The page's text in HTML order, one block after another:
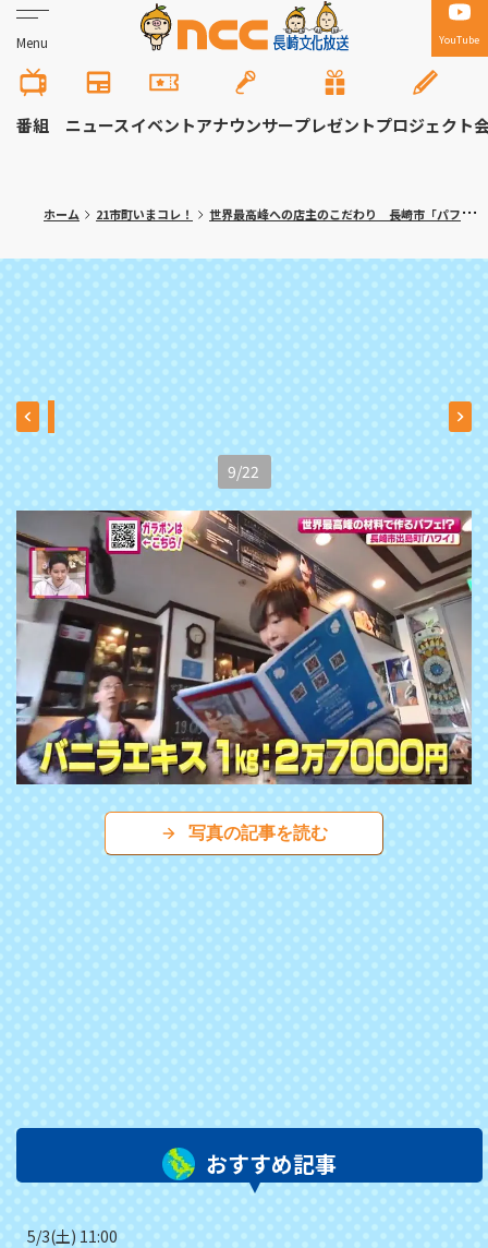
Menu YouTube
番組 ニュースイベントアナウンサープレゼントプロジェクト
ホーム 21市町いまコレ！ 世界最高峰への店主のこだわり 長崎市「パフェとグラタン専門店ハワイ」
9/22
写真の記事を読む
おすすめ記事
5/3(土) 11:00